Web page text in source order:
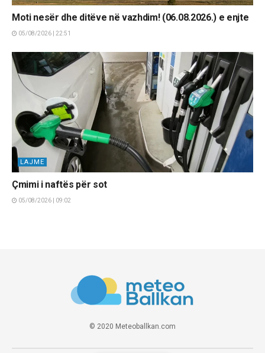
Moti nesër dhe ditëve në vazhdim! (06.08.2026.) e enjte
05/08/2026 | 22:51
LAJME
Çmimi i naftës për sot
05/08/2026 | 09:02
© 2020 Meteoballkan.com